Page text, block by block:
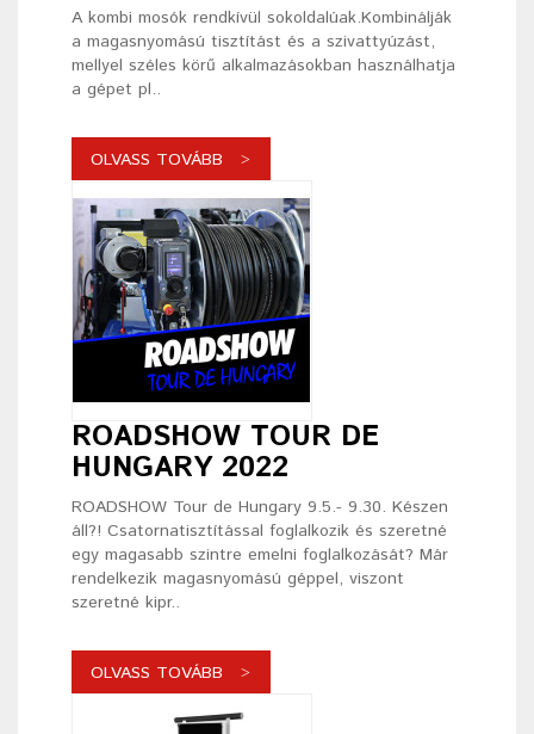
A kombi mosók rendkívül sokoldalúak.Kombinálják
a magasnyomású tisztítást és a szivattyúzást,
mellyel széles körű alkalmazásokban használhatja
a gépet pl..
OLVASS TOVÁBB
ROADSHOW TOUR DE
HUNGARY 2022
ROADSHOW Tour de Hungary 9.5.- 9.30. Készen
áll?! Csatornatisztítással foglalkozik és szeretné
egy magasabb szintre emelni foglalkozását? Már
rendelkezik magasnyomású géppel, viszont
szeretné kipr..
OLVASS TOVÁBB